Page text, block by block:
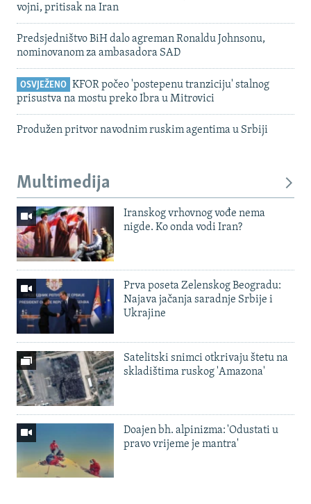
vojni, pritisak na Iran
Predsjedništvo BiH dalo agreman Ronaldu Johnsonu,
nominovanom za ambasadora SAD
OSVJEŽENO
KFOR počeo 'postepenu tranziciju' stalnog
prisustva na mostu preko Ibra u Mitrovici
Produžen pritvor navodnim ruskim agentima u Srbiji
Multimedija
Iranskog vrhovnog vođe nema
nigde. Ko onda vodi Iran?
Prva poseta Zelenskog Beogradu:
Najava jačanja saradnje Srbije i
Ukrajine
Satelitski snimci otkrivaju štetu na
skladištima ruskog 'Amazona'
Doajen bh. alpinizma: 'Odustati u
pravo vrijeme je mantra'